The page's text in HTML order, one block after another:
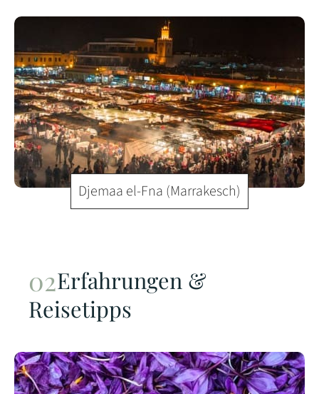
Djemaa el-Fna (Marrakesch)
Erfahrungen &
Reisetipps